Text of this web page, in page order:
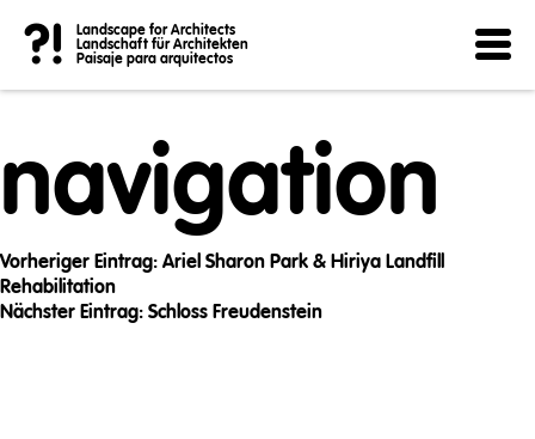
?!
Landscape for Architects
Landschaft für Architekten
Paisaje para arquitectos
Post
navigation
Vorheriger Eintrag: Ariel Sharon Park & Hiriya Landfill
Rehabilitation
Nächster Eintrag: Schloss Freudenstein